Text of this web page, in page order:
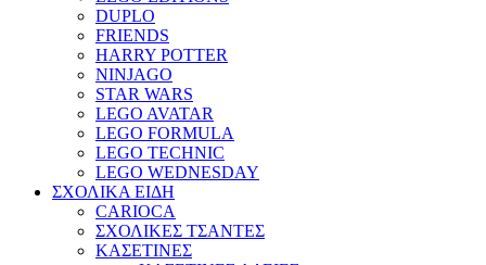
DUPLO
FRIENDS
HARRY POTTER
NINJAGO
STAR WARS
LEGO AVATAR
LEGO FORMULA
LEGO TECHNIC
LEGO WEDNESDAY
ΣΧΟΛΙΚΑ ΕΙΔΗ
CARIOCA
ΣΧΟΛΙΚΕΣ ΤΣΑΝΤΕΣ
ΚΑΣΕΤΙΝΕΣ